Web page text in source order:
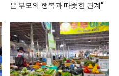
은 부모의 행복과 따뜻한 관계”